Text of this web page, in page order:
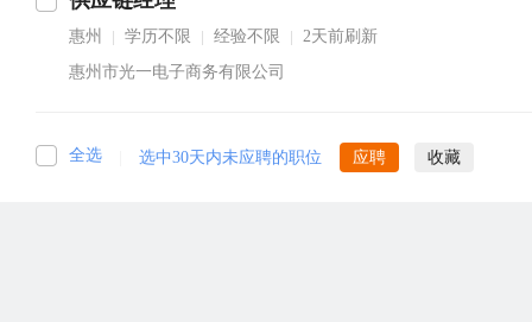
惠州 学历不限 经验不限
2天前刷新
惠州市光一电子商务有限公司
全选 选中30天内未应聘的职位 应聘 收藏